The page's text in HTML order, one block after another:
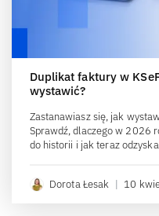
Duplikat faktury w
wystawić?
Zastanawiasz się, jak
Sprawdź, dlaczego w 2026
do historii i jak teraz
Dorota Łesak | 10